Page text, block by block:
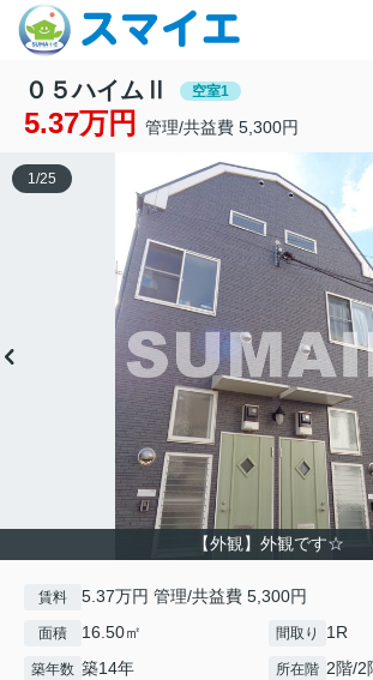
０５ハイムⅡ 空室1
5.37万円 管理/共益費 5,300円
【外観】外観です☆
1/25
賃料 5.37万円 管理/共益費 5,300円
面積 16.50㎡ 間取り 1R
築年数 築14年 所在階 2階/2